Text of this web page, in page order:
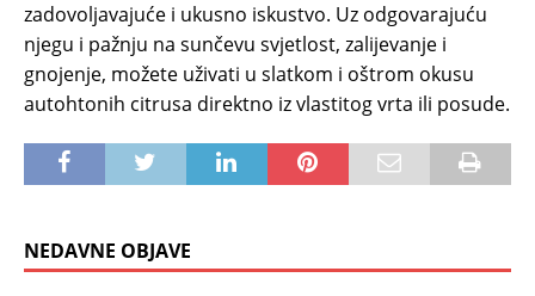
zadovoljavajuće i ukusno iskustvo. Uz odgovarajuću
njegu i pažnju na sunčevu svjetlost, zalijevanje i
gnojenje, možete uživati ​​u slatkom i oštrom okusu
autohtonih citrusa direktno iz vlastitog vrta ili posude.
NEDAVNE OBJAVE